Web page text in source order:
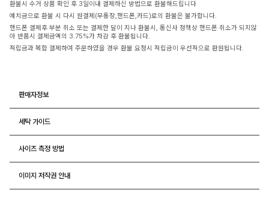
환불시 수거 상품 확인 후 3일이내 결제하신 방법으로 환불해드립니다
예치금으로 환불 시 다시 원결제(무통장,핸드폰,카드)로의 환불은 불가합니다.
핸드폰 결제후 부분 취소 또는 결제한 달이 지나 환불시, 통신사 정책상 핸드폰 취소가 되지않
아 반품시 결제금액의 3.75%가 차감 후 환불됩니다.
적립금과 복합 결제하여 주문하였을 경우 환불 요청시 적립금이 우선적으로 환원됩니다.
판매자정보
세탁 가이드
사이즈 측정 방법
이미지 저작권 안내